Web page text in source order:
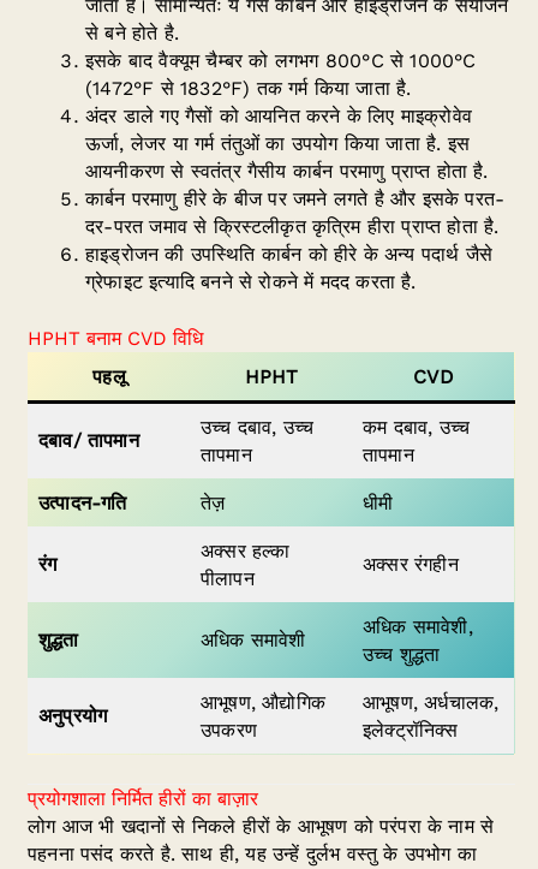
जाता हैं। सामान्यतः ये गैस कार्बन और हाइड्रोजन के संयोजन
से बने होते है.
इसके बाद वैक्यूम चैम्बर को लगभग 800°C से 1000°C
(1472°F से 1832°F) तक गर्म किया जाता है.
अंदर डाले गए गैसों को आयनित करने के लिए माइक्रोवेव
ऊर्जा, लेजर या गर्म तंतुओं का उपयोग किया जाता है. इस
आयनीकरण से स्वतंत्र गैसीय कार्बन परमाणु प्राप्त होता है.
कार्बन परमाणु हीरे के बीज पर जमने लगते है और इसके परत-
दर-परत जमाव से क्रिस्टलीकृत कृत्रिम हीरा प्राप्त होता है.
हाइड्रोजन की उपस्थिति कार्बन को हीरे के अन्य पदार्थ जैसे
ग्रेफाइट इत्यादि बनने से रोकने में मदद करता है.
HPHT बनाम CVD विधि
पहलू
HPHT CVD
दबाव/ तापमान
उच्च दबाव, उच्च
तापमान
कम दबाव, उच्च
तापमान
उत्पादन-गति तेज़ धीमी
रंग
अक्सर हल्का
पीलापन
अक्सर रंगहीन
शुद्धता अधिक समावेशी
अधिक समावेशी,
उच्च शुद्धता
अनुप्रयोग
आभूषण, औद्योगिक
उपकरण
आभूषण, अर्धचालक,
इलेक्ट्रॉनिक्स
प्रयोगशाला निर्मित हीरों का बाज़ार
लोग आज भी खदानों से निकले हीरों के आभूषण को परंपरा के नाम से
पहनना पसंद करते है. साथ ही, यह उन्हें दुर्लभ वस्तु के उपभोग का